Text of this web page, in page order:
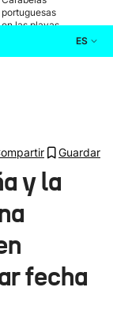
portuguesas
en las playas
ES
Guardar
y la
fecha